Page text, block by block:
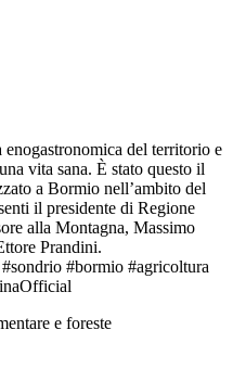
del territorio e
vita sana. È stato questo il
a Bormio nell’ambito del
il presidente di Regione
alla Montagna, Massimo
Prandini.
#bormio #agricoltura
e foreste